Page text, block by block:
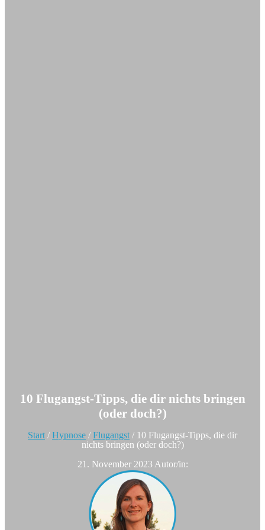
10 Flugangst-Tipps, die dir nichts bringen
(oder doch?)
Start / Hypnose / Flugangst / 10 Flugangst-Tipps, die dir
nichts bringen (oder doch?)
21. November 2023 Autor/in: